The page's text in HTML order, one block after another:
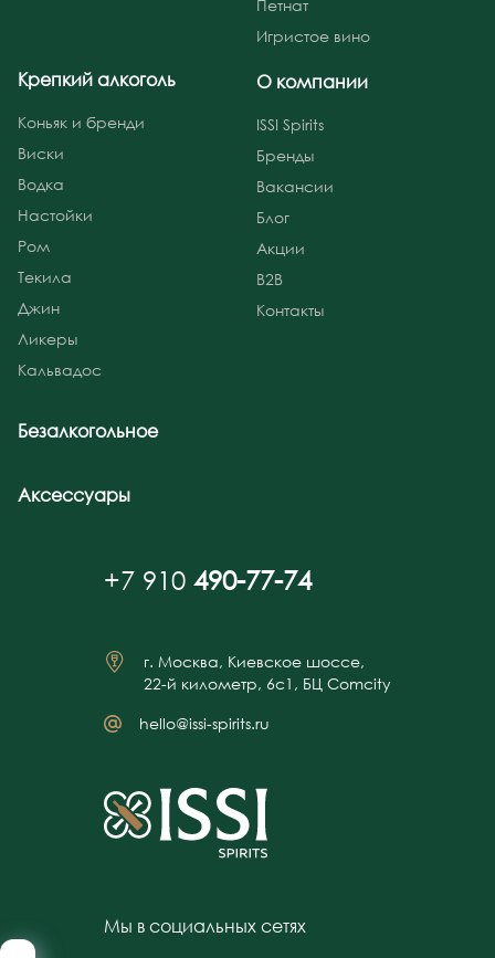
Петнат
Игристое вино
Крепкий алкоголь
Коньяк и бренди
Виски
Водка
Настойки
Ром
Текила
Джин
Ликеры
Кальвадос
Безалкогольное
Аксессуары
О компании
ISSI Spirits
Бренды
Вакансии
Блог
Акции
B2B
Контакты
+7 910 490-77-74
г. Москва, Киевское шоссе,
22-й километр, 6с1, БЦ Comcity
hello@issi-spirits.ru
Мы в социальных сетях